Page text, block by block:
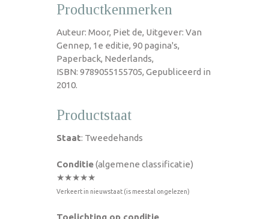
Productkenmerken
Auteur: Moor, Piet de, Uitgever: Van
Gennep, 1e editie, 90 pagina's,
Paperback, Nederlands,
ISBN: 9789055155705, Gepubliceerd in
2010.
Productstaat
Staat: Tweedehands
Conditie(algemene classificatie)
★★★★★
Verkeert in nieuwstaat (is meestal ongelezen)
Toelichting op conditie